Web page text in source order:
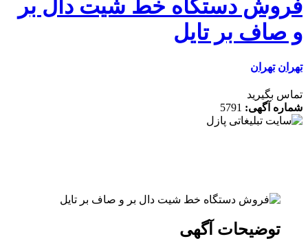
دستگاه خط شیت دال بر
بر تایل
تهران
بگیرید
آگهی:5791
توضیحات آگهی